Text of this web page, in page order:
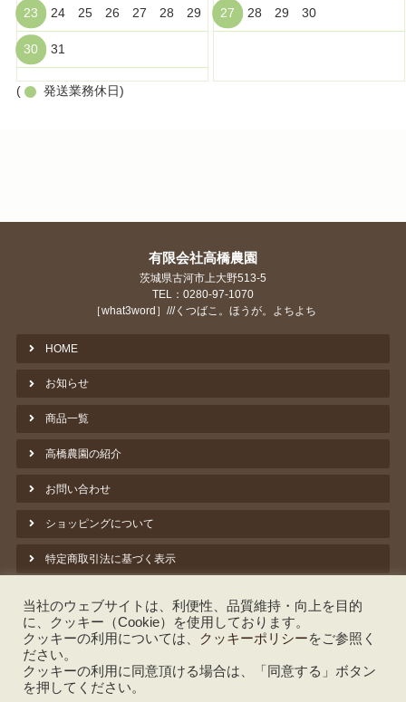
23 24 25 26 27 28 29
30 31
27 28 29 30
( 発送業務休日)
有限会社高橋農園
茨城県古河市上大野513-5
TEL：0280-97-1070
［what3word］///くつばこ。ほうが。よちよち
HOME
お知らせ
商品一覧
高橋農園の紹介
お問い合わせ
ショッピングについて
特定商取引法に基づく表示
クッキーポリシー
脱炭素への取組み ①バイオマス暖房
しいたけのよもやま話
当社のウェブサイトは、利便性、品質維持・向上を目的
に、クッキー（Cookie）を使用しております。
クッキーの利用については、
クッキーポリシーをご参照く
ださい。
クッキーの利用に同意頂ける場合は、「同意する」ボタン
を押してください。